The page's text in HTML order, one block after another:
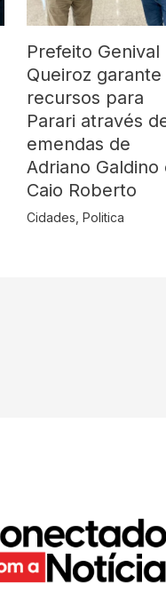
Prefeito Genival
Queiroz garante
recursos para
Parari através
emendas de
Adriano Galdino
Caio Roberto
Cidades ,Politica